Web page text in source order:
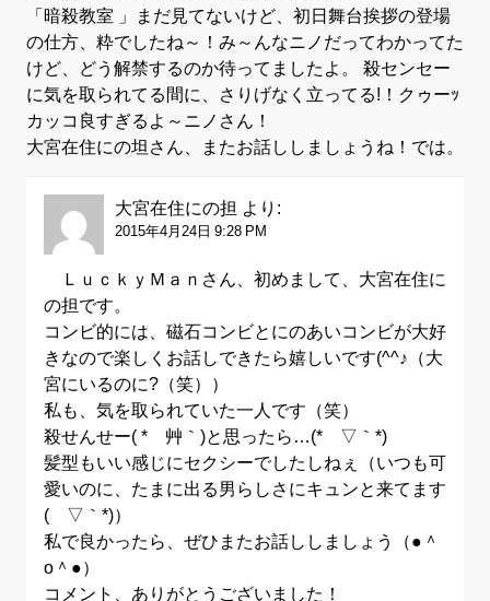
「暗殺教室 」まだ見てないけど、初日舞台挨拶の登場
の仕方、粋でしたね～！み～んなニノだってわかってた
けど、どう解禁するのか待ってましたよ。 殺センセー
に気を取られてる間に、さりげなく立ってる!！クゥーｯ
カッコ良すぎるよ～ニノさん！
大宮在住にの坦さん、またお話ししましょうね！では。
大宮在住にの担 より:
2015年4月24日 9:28 PM
ＬｕｃｋｙＭａｎさん、初めまして、大宮在住に
の担です。
コンビ的には、磁石コンビとにのあいコンビが大好
きなので楽しくお話しできたら嬉しいです(^^♪（大
宮にいるのに?（笑））
私も、気を取られていた一人です（笑）
殺せんせー( *´艸｀)と思ったら…(*´▽｀*)
髪型もいい感じにセクシーでしたしねぇ（いつも可
愛いのに、たまに出る男らしさにキュンと来てます
(´▽｀*)）
私で良かったら、ぜひまたお話ししましょう（●＾
o＾●）
コメント、ありがとうございました！